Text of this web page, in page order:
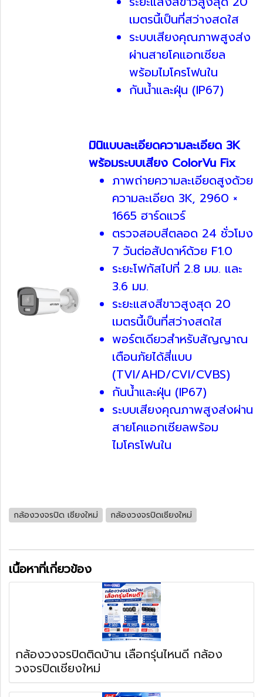
เมตรนี้เป็นที่สว่างสดใส
ระบบเสียงคุณภาพสูงส่ง
ผ่านสายโคแอกเซียล
พร้อมไมโครโฟนใน
กันน้ำและฝุ่น (IP67)
มินิแบบละเอียดความละเอียด 3K
พร้อมระบบเสียง ColorVu Fix
ภาพถ่ายความละเอียดสูงด้วย
ความละเอียด 3K, 2960 ×
1665 ฮาร์ดแวร์
ตรวจสอบสีตลอด 24 ชั่วโมง
7 วันต่อสัปดาห์ด้วย F1.0
ระยะโฟกัสไปที่ 2.8 มม. และ
3.6 มม.
ระยะแสงสีขาวสูงสุด 20
เมตรนี้เป็นที่สว่างสดใส
พอร์ตเดียวสำหรับสัญญาณ
เตือนภัยได้สี่แบบ
(TVI/AHD/CVI/CVBS)
กันน้ำและฝุ่น (IP67)
ระบบเสียงคุณภาพสูงส่งผ่าน
สายโคแอกเซียลพร้อม
ไมโครโฟนใน
กล้องวงจรปิด เชียงใหม่ กล้องวงจรปิดเชียงใหม่
เนื้อหาที่เกี่ยวข้อง
กล้องวงจรปิดติดบ้าน เลือกรุ่นไหนดี กล้อง
วงจรปิดเชียงใหม่